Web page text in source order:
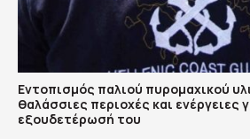
Εντοπισμός παλιού πυρομαχικού
θαλάσσιες περιοχές και ενέργειες
εξουδετέρωσή του